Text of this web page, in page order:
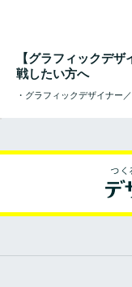
【グラフィックデ
戦したい方へ
・グラフィックデザイナー